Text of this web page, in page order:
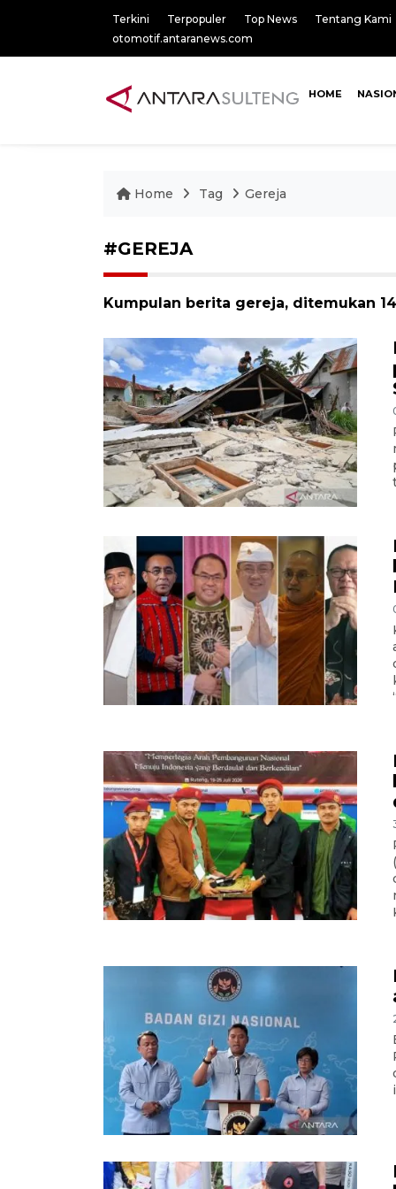
Terkini Terpopuler Top News
Tentang Kami
otomotif.antaranews.com
HOME
Home Tag Gereja
#GEREJA
Kumpulan berita gereja, ditemukan